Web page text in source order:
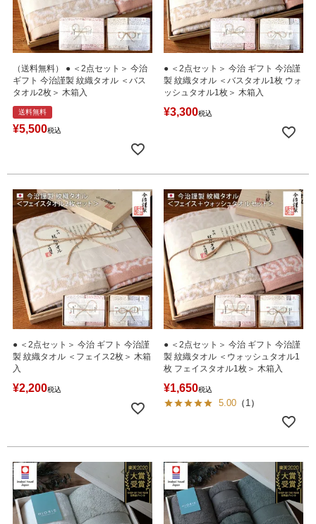
（送料無料） ● ＜2点セット＞ 今治
ギフト 今治謹製 紋織タオル ＜バス
タオル2枚＞ 木箱入
送料無料
¥5,500税込
● ＜2点セット＞ 今治 ギフト 今治謹
製 紋織タオル ＜バスタオル1枚 ウォ
ッシュタオル1枚＞ 木箱入
¥3,300税込
● ＜2点セット＞ 今治 ギフト 今治謹
製 紋織タオル ＜フェイス2枚＞ 木箱
入
¥2,200税込
● ＜2点セット＞ 今治 ギフト 今治謹
製 紋織タオル ＜ウォッシュタオル1
枚 フェイスタオル1枚＞ 木箱入
¥1,650税込
5.00 （ 1）